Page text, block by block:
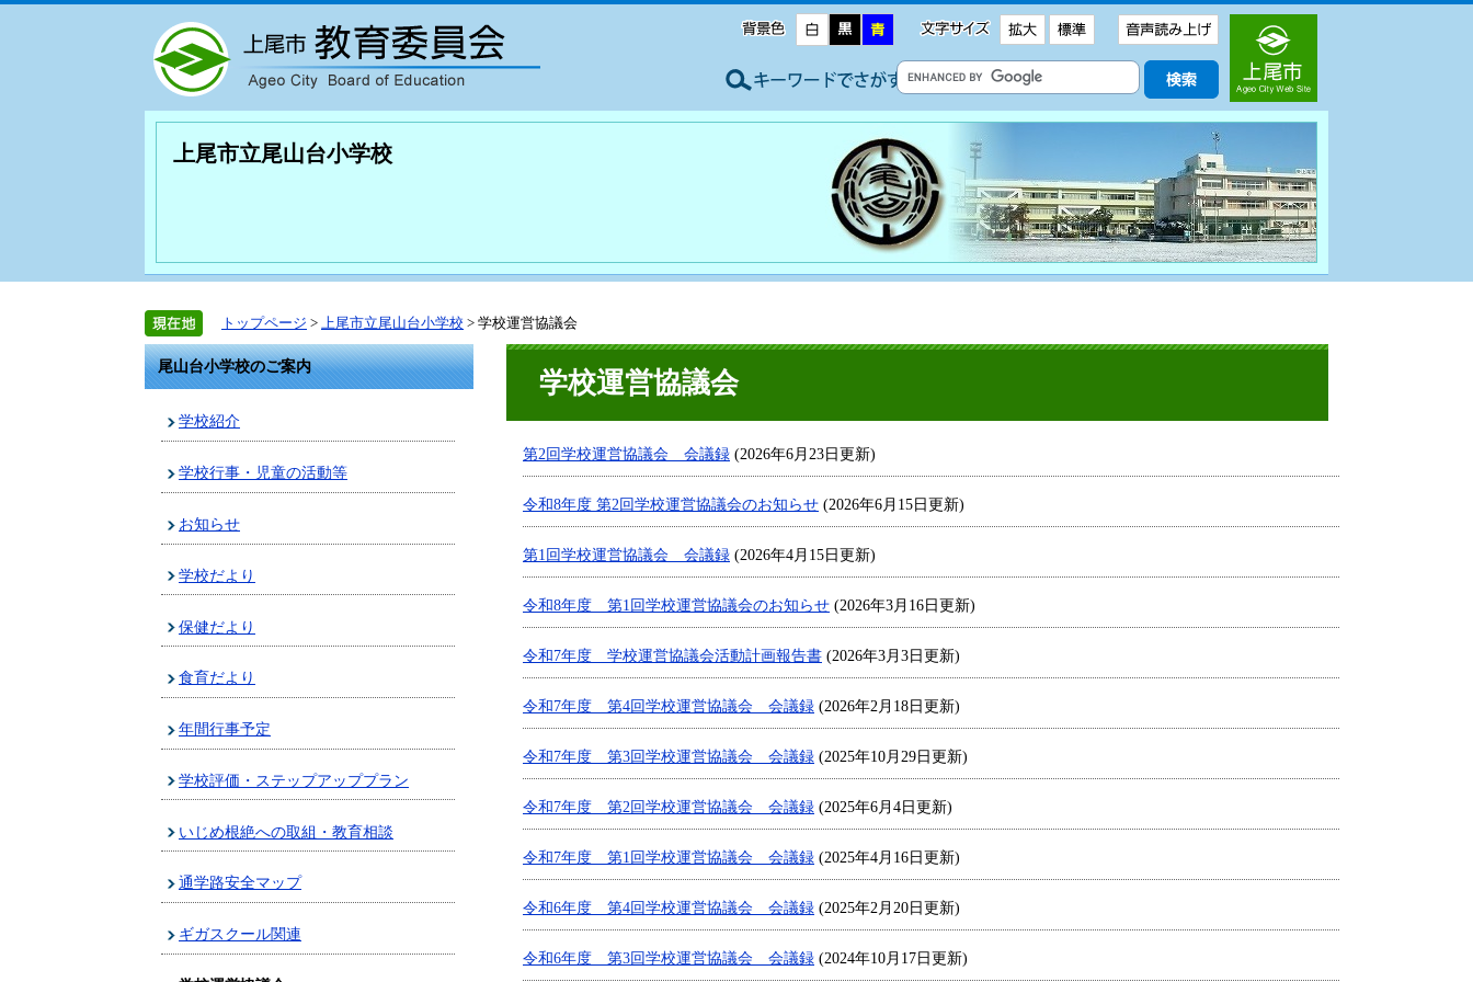
上尾市立尾山台小学校
トップページ > 上尾市立尾山台小学校 > 学校運営協議会
尾山台小学校のご案内
学校紹介
学校行事・児童の活動等
お知らせ
学校だより
保健だより
食育だより
年間行事予定
学校評価・ステップアッププラン
いじめ根絶への取組・教育相談
通学路安全マップ
ギガスクール関連
学校運営協議会
第2回学校運営協議会 会議録 (2026年6月23日更新)
令和8年度 第2回学校運営協議会のお知らせ (2026年6月15日更新)
第1回学校運営協議会 会議録 (2026年4月15日更新)
令和8年度 第1回学校運営協議会のお知らせ (2026年3月16日更新)
令和7年度 学校運営協議会活動計画報告書 (2026年3月3日更新)
令和7年度 第4回学校運営協議会 会議録 (2026年2月18日更新)
令和7年度 第3回学校運営協議会 会議録 (2025年10月29日更新)
令和7年度 第2回学校運営協議会 会議録 (2025年6月4日更新)
令和7年度 第1回学校運営協議会 会議録 (2025年4月16日更新)
令和6年度 第4回学校運営協議会 会議録 (2025年2月20日更新)
令和6年度 第3回学校運営協議会 会議録 (2024年10月17日更新)